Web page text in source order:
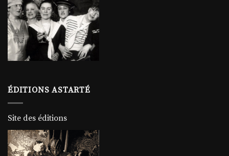
ÉDITIONS ASTARTÉ
Site des éditions